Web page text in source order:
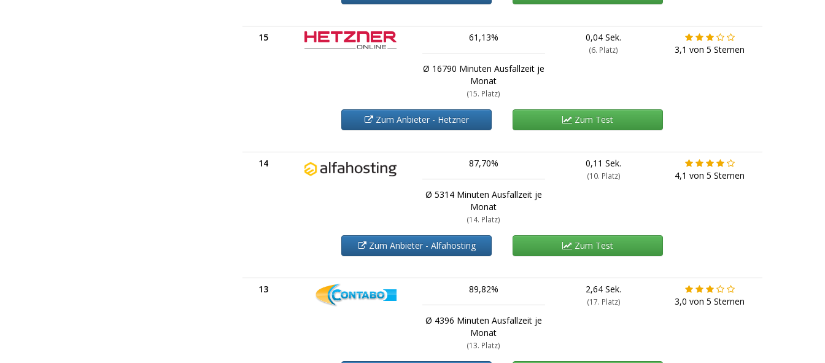
15 61,13%
Ø 16790 Minuten Ausfallzeit je
Monat
(15. Platz)
0,04 Sek.
(6. Platz) 3,1 von 5 Sternen
Zum Anbieter - Hetzner Zum Test
14 87,70%
Ø 5314 Minuten Ausfallzeit je
Monat
(14. Platz)
0,11 Sek.
(10. Platz) 4,1 von 5 Sternen
Zum Anbieter - Alfahosting Zum Test
13 89,82%
Ø 4396 Minuten Ausfallzeit je
Monat
(13. Platz)
2,64 Sek.
(17. Platz) 3,0 von 5 Sternen